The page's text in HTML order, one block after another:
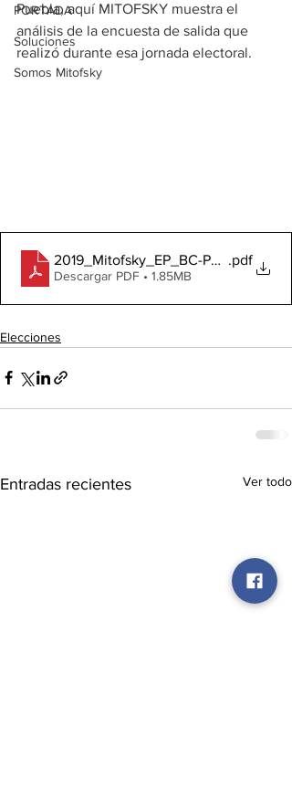
PORTADA
Soluciones
Somos Mitofsky
Puebla, aquí MITOFSKY muestra el
análisis de la encuesta de salida que
realizó durante esa jornada electoral.
2019_Mitofsky_EP_BC-PUE_2
.pdf
Descargar PDF • 1.85MB
Elecciones
Entradas recientes Ver todo